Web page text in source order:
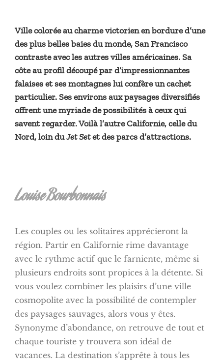
Ville colorée au charme victorien en bordure d’une
des plus belles baies du monde, San Francisco
contraste avec les autres villes américaines. Sa
côte au profil découpé par d’impressionnantes
falaises et ses montagnes lui confère un cachet
particulier. Ses environs aux paysages diversifiés
offrent une myriade de possibilités à ceux qui
savent regarder. Voilà l’autre Californie, celle du
Nord, loin duJet Setet des parcs d’attractions.
Louise Bourbonnais
Les couples ou les solitaires apprécieront la
région. Partir en Californie rime davantage
avec le rythme actif que le farniente, même si
plusieurs endroits sont propices à la détente. Si
vous voulez combiner les plaisirs d’une ville
cosmopolite avec la possibilité de contempler
des paysages sauvages, alors vous y êtes.
Synonyme d’abondance, on retrouve de tout et
chaque touriste y trouvera son idéal de
vacances. La destination s’apprête à tous les